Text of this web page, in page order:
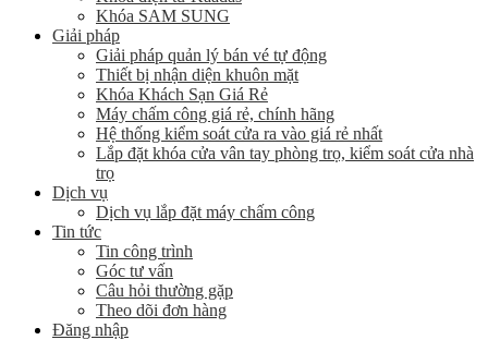
Khóa SAM SUNG
Giải pháp
Giải pháp quản lý bán vé tự động
Thiết bị nhận diện khuôn mặt
Khóa Khách Sạn Giá Rẻ
Máy chấm công giá rẻ, chính hãng
Hệ thống kiểm soát cửa ra vào giá rẻ nhất
Lắp đặt khóa cửa vân tay phòng trọ, kiểm soát cửa nhà
trọ
Dịch vụ
Dịch vụ lắp đặt máy chấm công
Tin tức
Tin công trình
Góc tư vấn
Câu hỏi thường gặp
Theo dõi đơn hàng
Đăng nhập